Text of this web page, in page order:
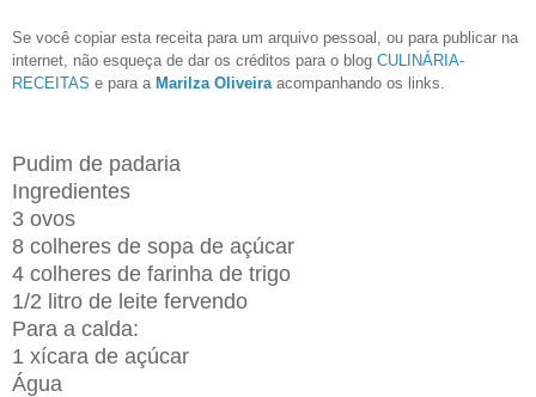
Se você copiar esta receita para um arquivo pessoal, ou para publicar na
internet, não esqueça de dar os créditos para o blog CULINÁRIA-
RECEITAS e para a Marilza Oliveira acompanhando os links.
Pudim de padaria
Ingredientes
3 ovos
8 colheres de sopa de açúcar
4 colheres de farinha de trigo
1/2 litro de leite fervendo
Para a calda:
1 xícara de açúcar
Água